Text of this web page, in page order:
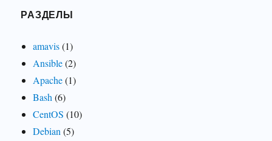
РАЗДЕЛЫ
amavis(1)
Ansible(2)
Apache(1)
Bash (6)
CentOS (10)
Debian (5)